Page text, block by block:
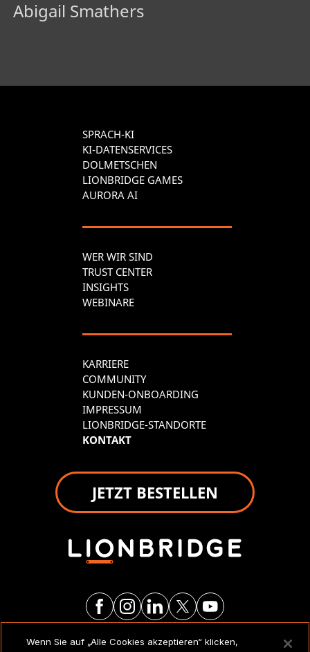
Abigail Smathers
SPRACH-KI
KI-DATENSERVICES
DOLMETSCHEN
LIONBRIDGE GAMES
AURORA AI
WER WIR SIND
TRUST CENTER
INSIGHTS
WEBINARE
KARRIERE
COMMUNITY
KUNDEN-ONBOARDING
IMPRESSUM
LIONBRIDGE-STANDORTE
KONTAKT
JETZT BESTELLEN
Wenn Sie auf „Alle Cookies akzeptieren“ klicken,